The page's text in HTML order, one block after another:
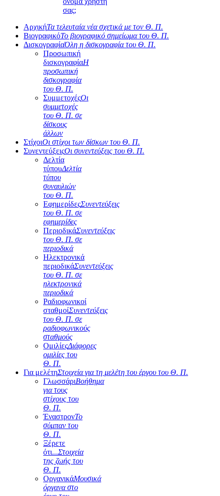
σας;
ΑρχικήΤα τελευταία νέα σχετικά με τον Θ. Π.
ΒιογραφικόΤο βιογραφικό σημείωμα του Θ. Π.
ΔισκογραφίαΌλη η δισκογραφία του Θ. Π.
Προσωπική
δισκογραφίαΗ
προσωπική
δισκογραφία
του Θ. Π.
ΣυμμετοχέςΟι
συμμετοχές
του Θ. Π. σε
δίσκους
άλλων
ΣτίχοιΟι στίχοι των δίσκων του Θ. Π.
ΣυνεντεύξειςΟι συνεντεύξεις του Θ. Π.
Δελτία
τύπουΔελτία
τύπου
συναυλιών
του Θ. Π.
ΕφημερίδεςΣυνεντεύξεις
του Θ. Π. σε
εφημερίδες
ΠεριοδικάΣυνεντεύξεις
του Θ. Π. σε
περιοδικά
Ηλεκτρονικά
περιοδικάΣυνεντεύξεις
του Θ. Π. σε
ηλεκτρονικά
περιοδικά
Ραδιοφωνικοί
σταθμοίΣυνεντεύξεις
του Θ. Π. σε
ραδιοφωνικούς
σταθμούς
ΟμιλίεςΔιάφορες
ομιλίες του
Θ. Π.
Για μελέτηΣτοιχεία για τη μελέτη του έργου του Θ. Π.
ΓλωσσάριΒοήθημα
για τους
στίχους του
Θ. Π.
ΈναστρονΤο
σύμπαν του
Θ. Π.
Ξέρετε
ότι...Στοιχεία
της ζωής του
Θ. Π.
ΟργανικάΜουσικά
όργανα στο